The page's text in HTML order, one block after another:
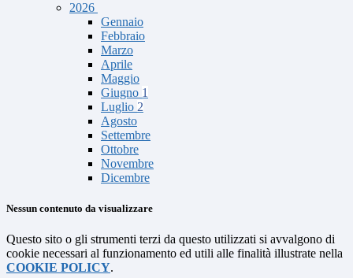
2026
Gennaio
Febbraio
Marzo
Aprile
Maggio
Giugno 1
Luglio 2
Agosto
Settembre
Ottobre
Novembre
Dicembre
Nessun contenuto da visualizzare
Questo sito o gli strumenti terzi da questo utilizzati si avvalgono di
cookie necessari al funzionamento ed utili alle finalità illustrate nella
COOKIE POLICY.